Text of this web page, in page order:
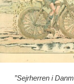
”Sejrherren i